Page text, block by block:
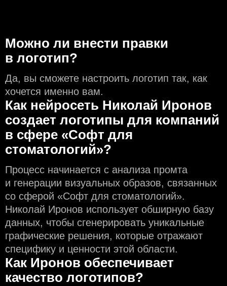
Можно ли внести правки
в логотип?
Да, вы сможете настроить логотип так, как
хочется именно вам.
Как нейросеть Николай Иронов
создаeт логотипы для компаний
в сфере «Софт для
стоматологий»?
Процесс начинается с анализа промта
и генерации визуальных образов, связанных
со сферой «Софт для стоматологий».
Николай Иронов использует обширную базу
данных, чтобы сгенерировать уникальные
графические решения, которые отражают
специфику и ценности этой области.
Как Иронов обеспечивает
качество логотипов?